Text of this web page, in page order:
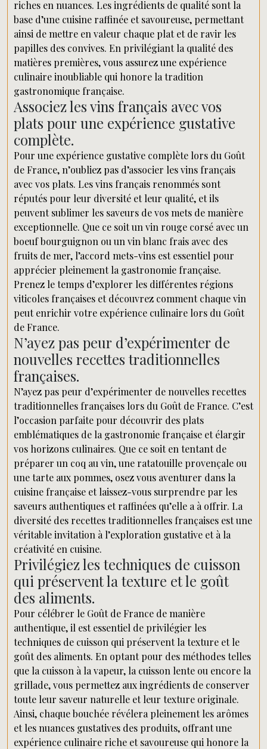
riches en nuances. Les ingrédients de qualité sont la
base d’une cuisine raffinée et savoureuse, permettant
ainsi de mettre en valeur chaque plat et de ravir les
papilles des convives. En privilégiant la qualité des
matières premières, vous assurez une expérience
culinaire inoubliable qui honore la tradition
gastronomique française.
Associez les vins français avec vos
plats pour une expérience gustative
complète.
Pour une expérience gustative complète lors du Goût
de France, n’oubliez pas d’associer les vins français
avec vos plats. Les vins français renommés sont
réputés pour leur diversité et leur qualité, et ils
peuvent sublimer les saveurs de vos mets de manière
exceptionnelle. Que ce soit un vin rouge corsé avec un
boeuf bourguignon ou un vin blanc frais avec des
fruits de mer, l’accord mets-vins est essentiel pour
apprécier pleinement la gastronomie française.
Prenez le temps d’explorer les différentes régions
viticoles françaises et découvrez comment chaque vin
peut enrichir votre expérience culinaire lors du Goût
de France.
N’ayez pas peur d’expérimenter de
nouvelles recettes traditionnelles
françaises.
N’ayez pas peur d’expérimenter de nouvelles recettes
traditionnelles françaises lors du Goût de France. C’est
l’occasion parfaite pour découvrir des plats
emblématiques de la gastronomie française et élargir
vos horizons culinaires. Que ce soit en tentant de
préparer un coq au vin, une ratatouille provençale ou
une tarte aux pommes, osez vous aventurer dans la
cuisine française et laissez-vous surprendre par les
saveurs authentiques et raffinées qu’elle a à offrir. La
diversité des recettes traditionnelles françaises est une
véritable invitation à l’exploration gustative et à la
créativité en cuisine.
Privilégiez les techniques de cuisson
qui préservent la texture et le goût
des aliments.
Pour célébrer le Goût de France de manière
authentique, il est essentiel de privilégier les
techniques de cuisson qui préservent la texture et le
goût des aliments. En optant pour des méthodes telles
que la cuisson à la vapeur, la cuisson lente ou encore la
grillade, vous permettez aux ingrédients de conserver
toute leur saveur naturelle et leur texture originale.
Ainsi, chaque bouchée révélera pleinement les arômes
et les nuances gustatives des produits, offrant une
expérience culinaire riche et savoureuse qui honore la